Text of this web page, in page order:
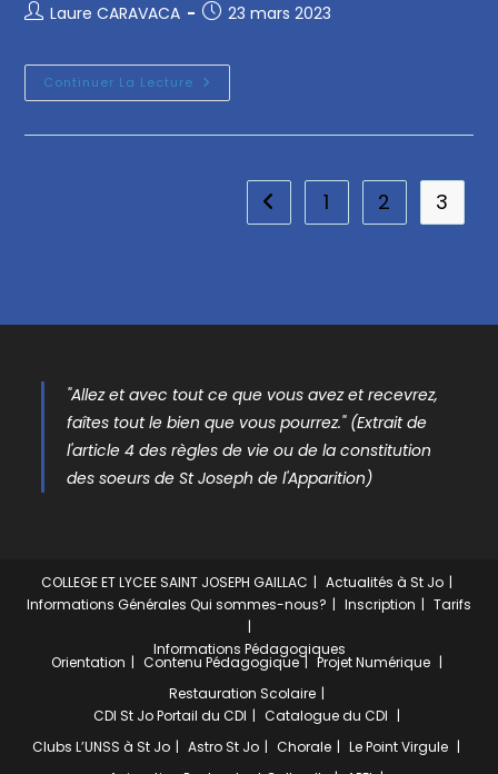
Laure CARAVACA 23 mars 2023
Continuer La Lecture
1 2 3
"Allez et avec tout ce que vous avez et recevrez,
faîtes tout le bien que vous pourrez." (Extrait de
l'article 4 des règles de vie ou de la constitution
des soeurs de St Joseph de l'Apparition)
COLLEGE ET LYCEE SAINT JOSEPH GAILLAC
Actualités à St Jo
Informations Générales Qui sommes-nous? Inscription Tarifs
Informations Pédagogiques
Orientation Contenu Pédagogique
Projet Numérique
Restauration Scolaire
CDI St Jo Portail du CDI
Catalogue du CDI
Clubs L’UNSS à St Jo Astro St Jo Chorale
Le Point Virgule